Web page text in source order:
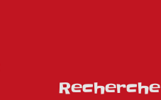
Recherche